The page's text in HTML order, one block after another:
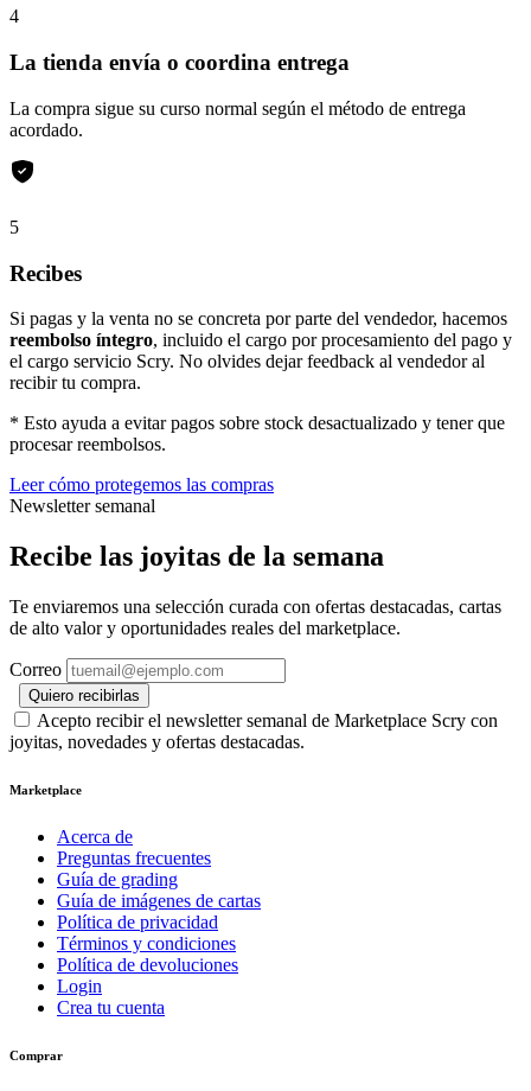
4
La tienda envía o coordina entrega
La compra sigue su curso normal según el método de entrega
acordado.
5
Recibes
Si pagas y la venta no se concreta por parte del vendedor, hacemos
reembolso íntegro, incluido el cargo por procesamiento del pago y
el cargo servicio Scry. No olvides dejar feedback al vendedor al
recibir tu compra.
* Esto ayuda a evitar pagos sobre stock desactualizado y tener que
procesar reembolsos.
Leer cómo protegemos las compras
Newsletter semanal
Recibe las joyitas de la semana
Te enviaremos una selección curada con ofertas destacadas, cartas
de alto valor y oportunidades reales del marketplace.
Correo
Quiero recibirlas
Acepto recibir el newsletter semanal de Marketplace Scry con
joyitas, novedades y ofertas destacadas.
Marketplace
Acerca de
Preguntas frecuentes
Guía de grading
Guía de imágenes de cartas
Política de privacidad
Términos y condiciones
Política de devoluciones
Login
Crea tu cuenta
Comprar